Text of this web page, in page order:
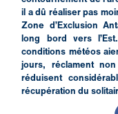
il a dû réaliser pas
Zone d’Exclusion
long bord vers
conditions météos
jours, réclament
réduisent
récupération du